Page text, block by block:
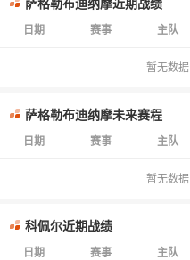
萨格勒布迪纳摩近期战绩
日期 赛事 主队
暂无数据
萨格勒布迪纳摩未来赛程
日期 赛事 主队
暂无数据
科佩尔近期战绩
日期 赛事 主队